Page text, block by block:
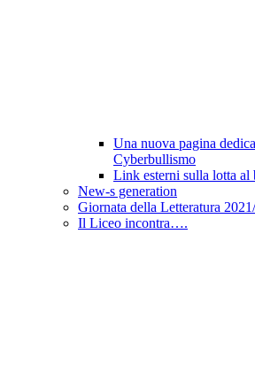
Una nuova pagina
Cyberbullismo
Link esterni sulla lotta al
New-s generation
Giornata della Letteratura
Il Liceo incontra….